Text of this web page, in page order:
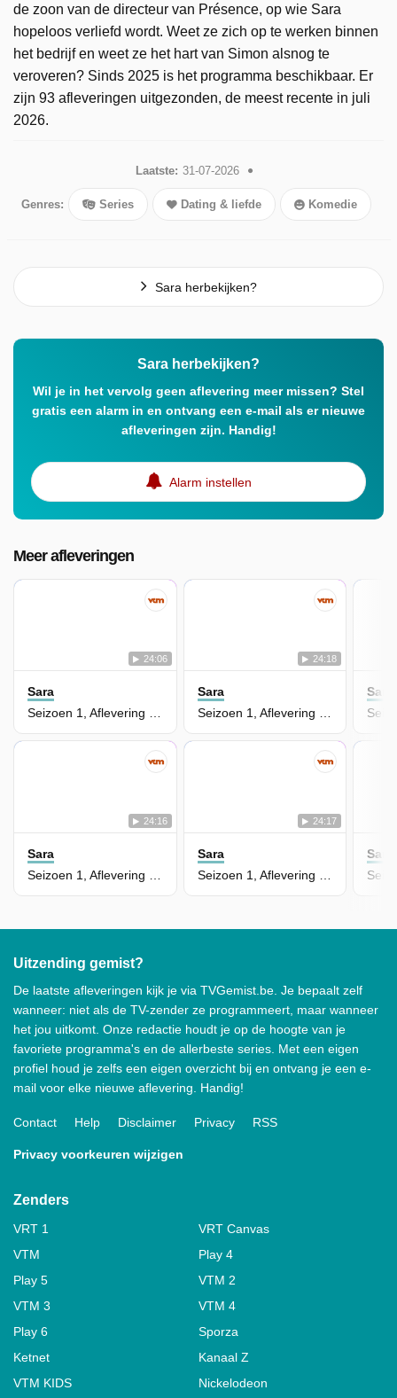
de zoon van de directeur van Présence, op wie Sara
hopeloos verliefd wordt. Weet ze zich op te werken binnen
het bedrijf en weet ze het hart van Simon alsnog te
veroveren? Sinds 2025 is het programma beschikbaar. Er
zijn 93 afleveringen uitgezonden, de meest recente in juli
2026.
Laatste: 31-07-2026
Genres: Series Dating & liefde Komedie
Sara herbekijken?
Sara herbekijken?
Wil je in het vervolg geen aflevering meer missen? Stel
gratis een alarm in en ontvang een e-mail als er nieuwe
afleveringen zijn. Handig!
Alarm instellen
Meer afleveringen
24:06
Sara
Seizoen 1, Aflevering 190
24:18
Sara
Seizoen 1, Aflevering 189
24:16
Sara
24:17
Sara
Sara
Sara
Uitzending gemist?
De laatste afleveringen kijk je via TVGemist.be. Je bepaalt zelf
wanneer: niet als de TV-zender ze programmeert, maar wanneer
het jou uitkomt. Onze redactie houdt je op de hoogte van je
favoriete programma's en de allerbeste series. Met een eigen
profiel houd je zelfs een eigen overzicht bij en ontvang je een e-
mail voor elke nieuwe aflevering. Handig!
Contact Help Disclaimer Privacy RSS
Privacy voorkeuren wijzigen
Zenders
VRT 1
VRT Canvas
VTM
Play 4
Play 5
VTM 2
VTM 3
VTM 4
Play 6
Sporza
Ketnet
Kanaal Z
VTM KIDS
Nickelodeon